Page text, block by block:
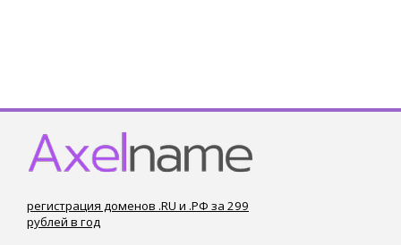
регистрация доменов .RU и .РФ за 299
рублей в год